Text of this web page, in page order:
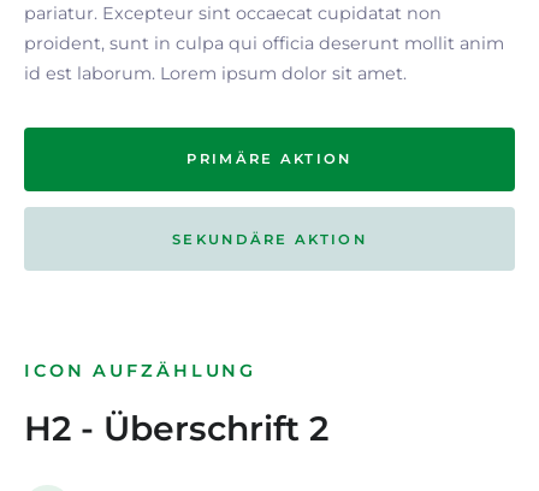
pariatur. Excepteur sint occaecat cupidatat non
proident, sunt in culpa qui officia deserunt mollit anim
id est laborum. Lorem ipsum dolor sit amet.
PRIMÄRE AKTION
SEKUNDÄRE AKTION
ICON AUFZÄHLUNG
H2 - Überschrift 2